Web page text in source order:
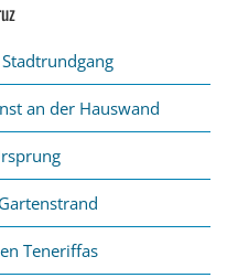
an der Hauswand
Teneriffas